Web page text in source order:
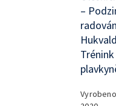
–
Vyrobeno